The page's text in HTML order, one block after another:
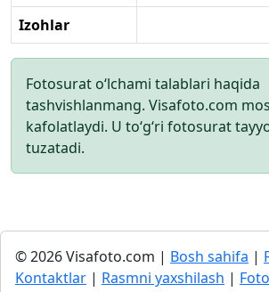
Izohlar
Fotosurat o‘lchami talablari haqida
tashvishlanmang. Visafoto.com
kafolatlaydi. U to‘g‘ri fotosurat
tuzatadi.
© 2026 Visafoto.com | Bosh sahifa |
Kontaktlar | Rasmni yaxshilash |